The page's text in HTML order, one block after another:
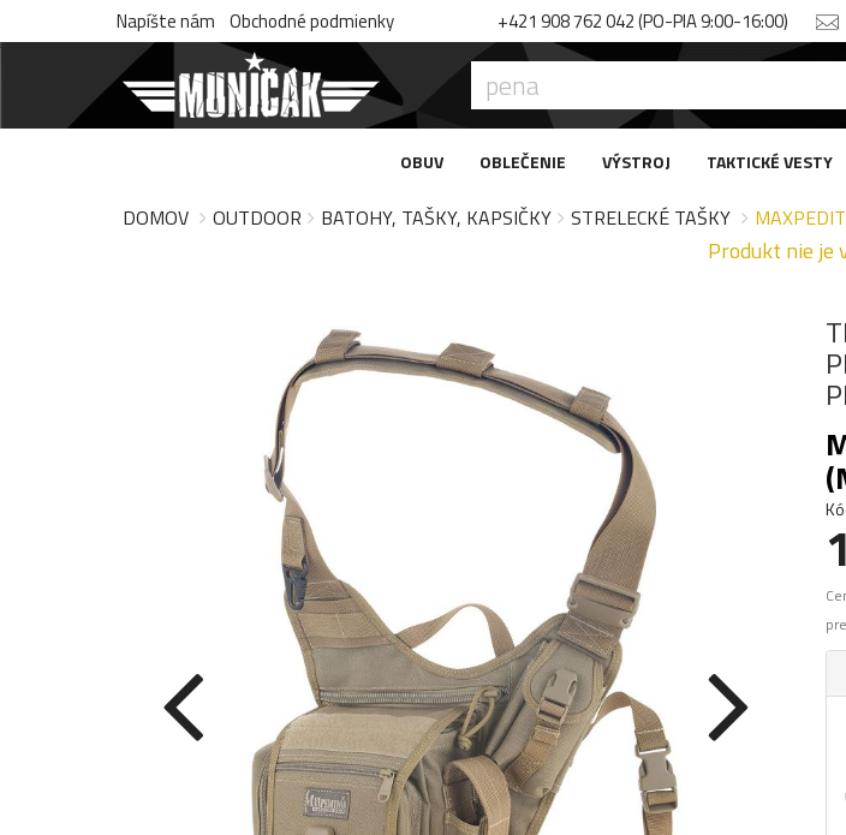
Napíšte nám Obchodné podmienky +421 908 762 042 (PO-PIA 9:00-16:00)
OBUV OBLEČENIE VÝSTROJ TAKTICKÉ VESTY
DOMOV OUTDOOR BATOHY, TAŠKY, KAPSIČKY STRELECKÉ TAŠKY
Produkt nie je